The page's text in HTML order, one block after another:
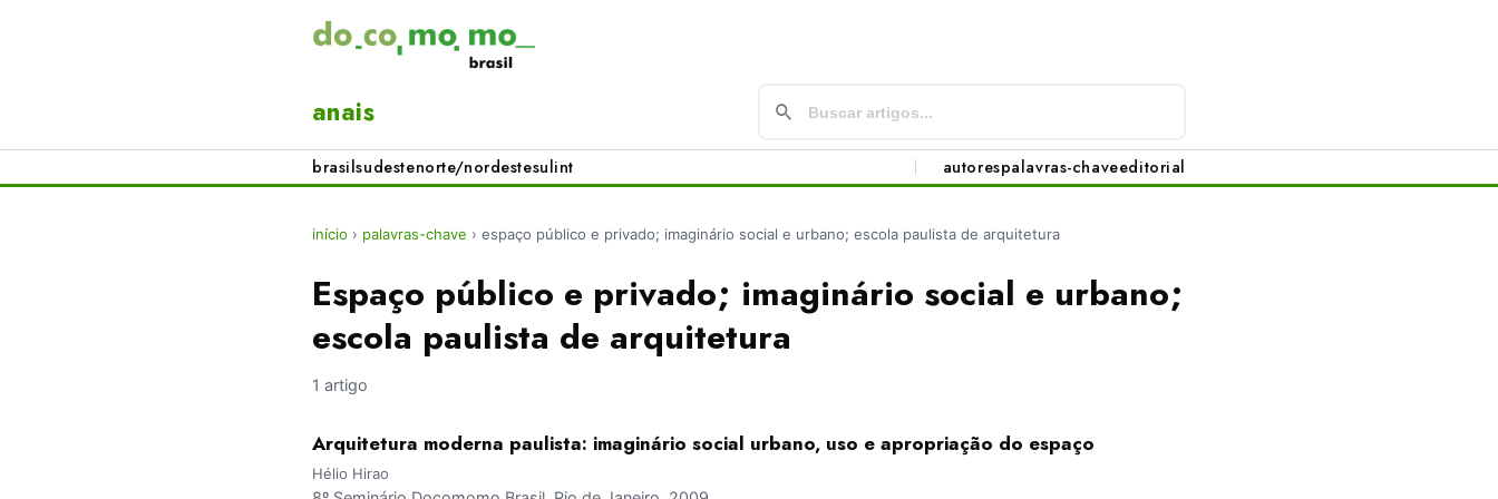
anais
brasilsudestenorte/nordestesulint autorespalavras-chaveeditorial
início › palavras-chave › espaço público e privado; imaginário social e urbano; escola paulista de arquitetura
Espaço público e privado; imaginário social e urbano;
escola paulista de arquitetura
1 artigo
Arquitetura moderna paulista: imaginário social urbano, uso e apropriação do espaço
Hélio Hirao